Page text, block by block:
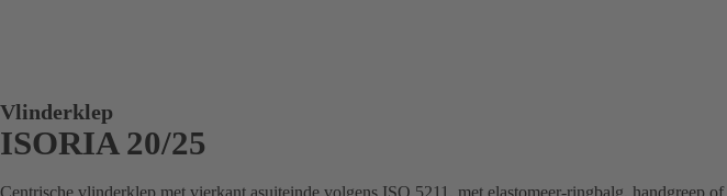
Vlinderklep
ISORIA 20/25
Centrische vlinderklep met vierkant asuiteinde volgens ISO 5211, met elastomeer-ringbalg, handgreep of